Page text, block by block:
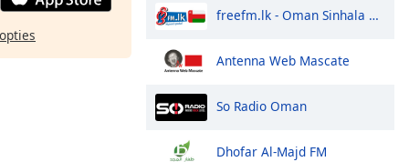
freefm.lk - Oman Sinhala Radio
Antenna Web Mascate
So Radio Oman
Dhofar Al-Majd FM